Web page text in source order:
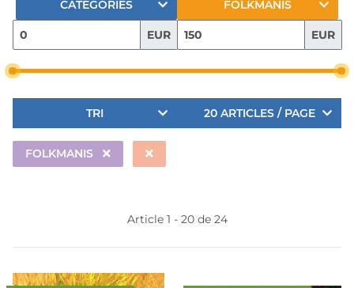
CATÉGORIES FOLKMANIS
EUR EUR
TRI 20 ARTICLES / PAGE
FOLKMANIS
Article 1 - 20 de 24